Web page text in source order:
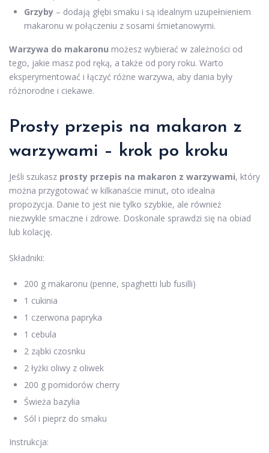
Grzyby – dodają głębi smaku i są idealnym uzupełnieniem
makaronu w połączeniu z sosami śmietanowymi.
Warzywa do makaronu możesz wybierać w zależności od
tego, jakie masz pod ręką, a także od pory roku. Warto
eksperymentować i łączyć różne warzywa, aby dania były
różnorodne i ciekawe.
Prosty przepis na makaron z
warzywami – krok po kroku
Jeśli szukasz prosty przepis na makaron z warzywami, który
można przygotować w kilkanaście minut, oto idealna
propozycja. Danie to jest nie tylko szybkie, ale również
niezwykle smaczne i zdrowe. Doskonale sprawdzi się na obiad
lub kolację.
Składniki:
200 g makaronu (penne, spaghetti lub fusilli)
1 cukinia
1 czerwona papryka
1 cebula
2 ząbki czosnku
2 łyżki oliwy z oliwek
200 g pomidorów cherry
Świeża bazylia
Sól i pieprz do smaku
Instrukcja: